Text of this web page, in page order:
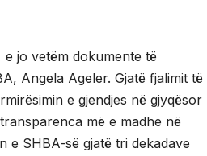
jo vetëm dokumente të
Angela Ageler. Gjatë fjalimit të
e gjendjes në gjyqësor
më e madhe në
e SHBA-së gjatë tri dekadave